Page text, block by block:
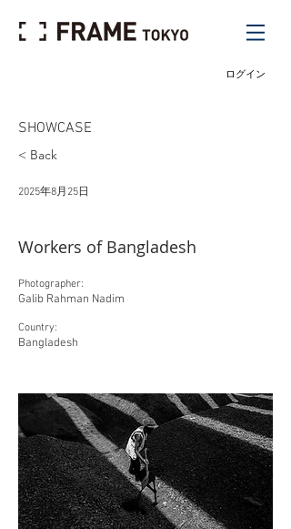
ログイン
SHOWCASE
< Back
2025年8月25日
Workers of Bangladesh
Photographer:
Galib Rahman Nadim
Country:
Bangladesh